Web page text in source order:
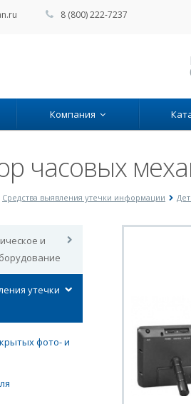
8 (800) 222-7237
Компания
часовых
Средства выявления утечки информации
и
утечки
фото- и